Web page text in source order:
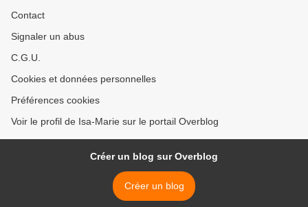
Contact
Signaler un abus
C.G.U.
Cookies et données personnelles
Préférences cookies
Voir le profil de Isa-Marie sur le portail Overblog
Créer un blog sur Overblog
Créer un blog